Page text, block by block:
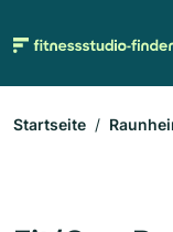
Startseite